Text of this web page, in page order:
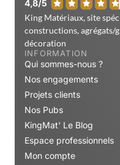
King Matériaux, site
constructions, agrégats/
décoration
INFORMATION
Qui sommes-nous ?
Nos engagements
Projets clients
Nos Pubs
KingMat' Le Blog
Espace professionnels
Mon compte